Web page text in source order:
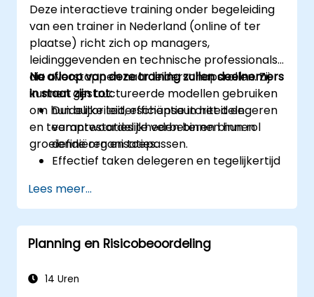
Deze interactieve training onder begeleiding
van een trainer in Nederland (online of ter
plaatse) richt zich op managers,
leidinggevenden en technische professionals
die overstappen naar leiderschapsrollen. Zij
kunnen gestructureerde modellen gebruiken
om hun autoriteit, efficiëntie in het delegeren
en teamprestaties te verbeteren binnen
groeiende organisaties.
Na afloop van deze training zullen deelnemers
in staat zijn tot:
Duidelijke leiderschapsautoriteit en
verantwoordelijkheden binnen hun rol
definiëren en toepassen.
Effectief taken delegeren en tegelijkertijd
Structuurrijke, directe en constructieve
gesprekken over prestaties voeren.
Verwachtingen helder communiceren om
teambetrokkenheid en afstemming
Lees meer...
Planning en Risicobeoordeling
14 Uren